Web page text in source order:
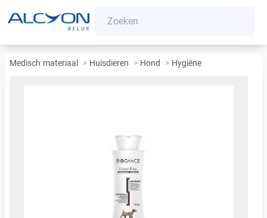
Medisch materiaal > Huisdieren > Hond > Hygiëne